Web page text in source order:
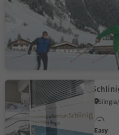
Easy
Obtížnost
Easy